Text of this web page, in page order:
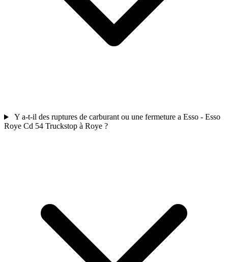
Y a-t-il des ruptures de carburant ou une fermeture a Esso - Esso
Roye Cd 54 Truckstop à Roye ?